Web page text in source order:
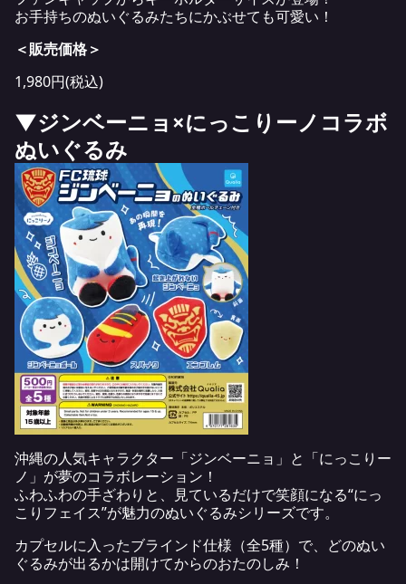
お手持ちのぬいぐるみたちにかぶせても可愛い！
＜販売価格＞
1,980円(税込)
▼ジンベーニョ×にっこりーノコラボ
ぬいぐるみ
沖縄の人気キャラクター「ジンベーニョ」と「にっこりー
ノ」が夢のコラボレーション！
ふわふわの手ざわりと、見ているだけで笑顔になる“にっ
こりフェイス”が魅力のぬいぐるみシリーズです。
カプセルに入ったブラインド仕様（全5種）で、どのぬい
ぐるみが出るかは開けてからのおたのしみ！